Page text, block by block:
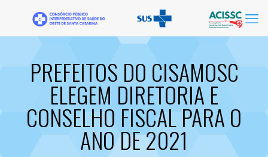
PREFEITOS DO CISAMOSC
ELEGEM DIRETORIA E
CONSELHO FISCAL PARA O
ANO DE 2021